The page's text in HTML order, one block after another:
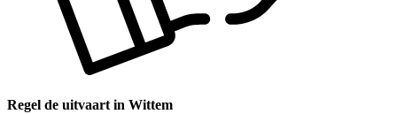
Regel de uitvaart in Wittem